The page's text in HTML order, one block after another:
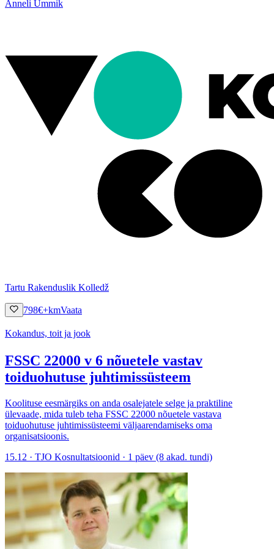
Anneli Ummik
Tartu Rakenduslik Kolledž
798€+kmVaata
Kokandus, toit ja jook
FSSC 22000 v 6 nõuetele vastav
toiduohutuse juhtimissüsteem
Koolituse eesmärgiks on anda osalejatele selge ja praktiline
ülevaade, mida tuleb teha FSSC 22000 nõuetele vastava
toiduohutuse juhtimissüsteemi väljaarendamiseks oma
organisatsioonis.
15.12 · TJO Kosnultatsioonid · 1 päev (8 akad. tundi)